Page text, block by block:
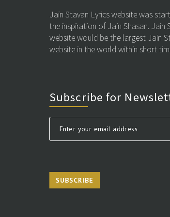
Jain Stavan Lyrics website was
the inspiration of Jain Shasan. Jain
website would be the largest Jain
website in the world within short
Subscribe for
SUBSCRIBE